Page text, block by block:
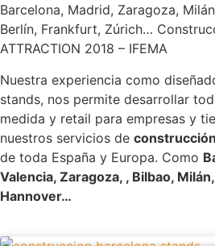
Barcelona, Madrid, Zaragoza,
Berlín, Frankfurt, Zúrich…
ATTRACTION 2018 – IFEMA
Nuestra experiencia como
stands, nos permite desarrollar
medida y retail para empresas y
nuestros servicios de
de toda España y Europa. Como
Valencia, Zaragoza, , Bilbao,
Hannover…